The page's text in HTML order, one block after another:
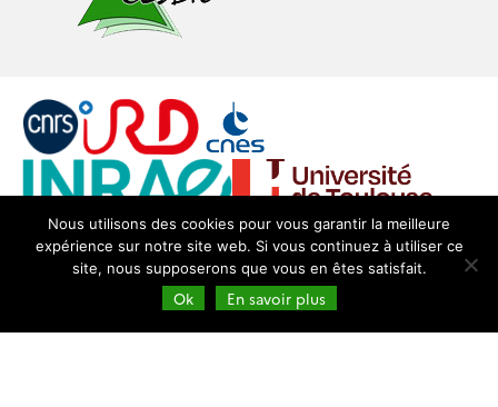
Login Mentions légales
Nous utilisons des cookies pour vous garantir la meilleure
expérience sur notre site web. Si vous continuez à utiliser ce
site, nous supposerons que vous en êtes satisfait.
Ok En savoir plus